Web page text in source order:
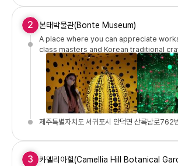
2 본태박물관(Bonte Museum)
A place where you can appreciate
class masters and Korean traditional
제주특별자치도 서귀포시 안덕면 산록남로762
3 카멜리아힐(Camellia Hill Botanical